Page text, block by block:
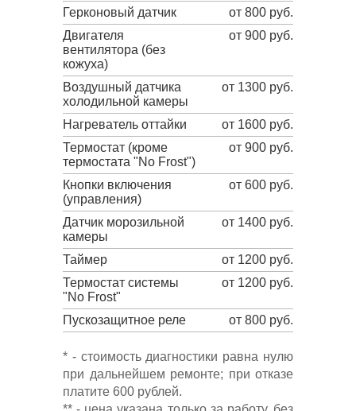
Герконовый датчик
от 800 руб.
Двигателя
вентилятора (без
кожуха)
от 900 руб.
Воздушный датчика
холодильной камеры
от 1300 руб.
Нагреватель оттайки
от 1600 руб.
Термостат (кроме
термостата "No Frost")
от 900 руб.
Кнопки включения
(управления)
от 600 руб.
Датчик морозильной
камеры
от 1400 руб.
Таймер
от 1200 руб.
Термостат системы
"No Frost"
от 1200 руб.
Пускозащитное реле от 800 руб.
* - стоимость диагностики равна нулю
при дальнейшем ремонте; при отказе
платите 600 рублей.